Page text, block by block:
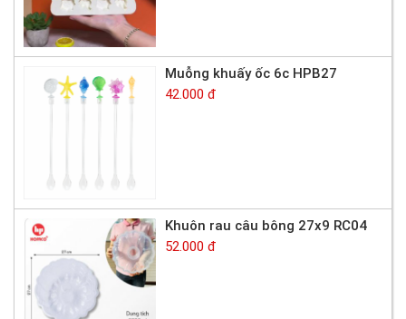
Muỗng khuấy ốc 6c HPB27
42.000 đ
Khuôn rau câu bông 27x9 RC04
52.000 đ